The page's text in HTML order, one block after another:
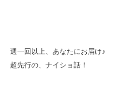
週一回以上、あなたにお届け♪
超先行の、ナイショ話！